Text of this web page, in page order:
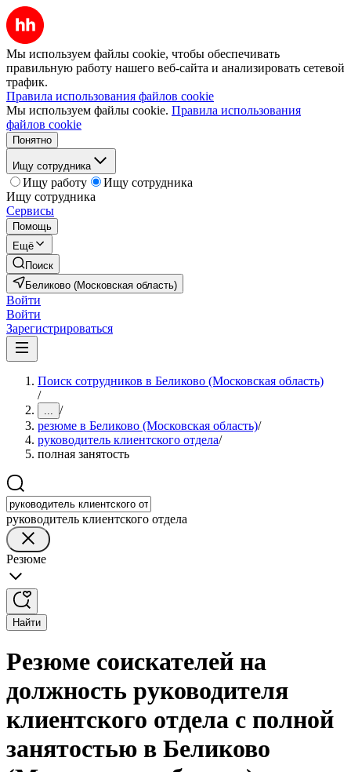
Мы используем файлы cookie, чтобы обеспечивать
правильную работу нашего веб-сайта и анализировать сетевой
трафик.
Правила использования файлов cookie
Мы используем файлы cookie. Правила использования
файлов cookie
Понятно
Ищу сотрудника
Ищу работу
Ищу сотрудника
Ищу сотрудника
Сервисы
Помощь
Ещё
Поиск
Беликово (Московская область)
Войти
Войти
Зарегистрироваться
Поиск сотрудников в Беликово (Московская область)
/
... /
резюме в Беликово (Московская область)/
руководитель клиентского отдела/
полная занятость
руководитель клиентского отдела
Резюме
Найти
Резюме соискателей на
должность руководителя
клиентского отдела с полной
занятостью в Беликово